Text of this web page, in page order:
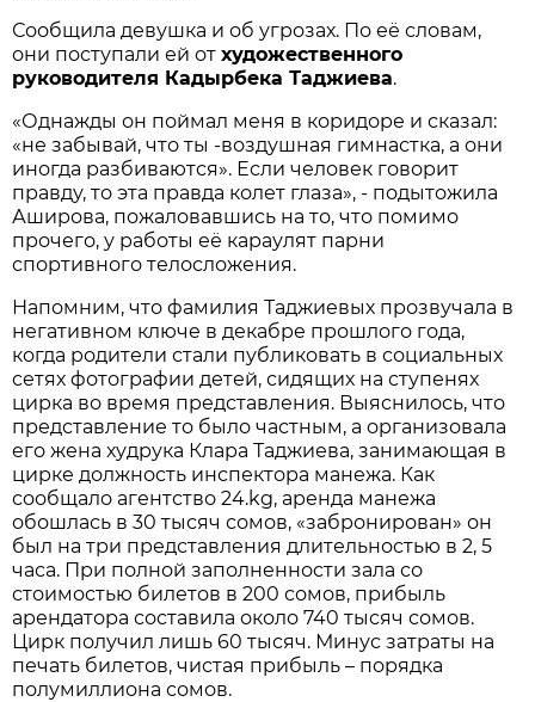
Сообщила девушка и об угрозах. По её словам,
они поступали ей отхудожественного
руководителя Кадырбека Таджиева.
«Однажды он поймал меня в коридоре и сказал:
«не забывай, что ты -воздушная гимнастка, а они
иногда разбиваются». Если человек говорит
правду, то эта правда колет глаза», - подытожила
Аширова, пожаловавшись на то, что помимо
прочего, у работы её караулят парни
спортивного телосложения.
Напомним, что фамилия Таджиевых прозвучала в
негативном ключе в декабре прошлого года,
когда родители стали публиковать в социальных
сетях фотографии детей, сидящих на ступенях
цирка во время представления. Выяснилось, что
представление то было частным, а организовала
его жена худрука Клара Таджиева, занимающая в
цирке должность инспектора манежа. Как
сообщало агентство 24.kg, аренда манежа
обошлась в 30 тысяч сомов, «забронирован» он
был на три представления длительностью в 2, 5
часа. При полной заполненности зала со
стоимостью билетов в 200 сомов, прибыль
арендатора составила около 740 тысяч сомов.
Цирк получил лишь 60 тысяч. Минус затраты на
печать билетов, чистая прибыль – порядка
полумиллиона сомов.